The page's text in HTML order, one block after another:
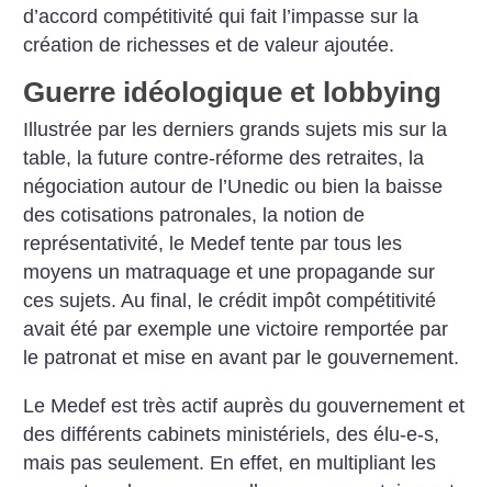
d’accord compétitivité qui fait l’impasse sur la
création de richesses et de valeur ajoutée.
Guerre idéologique et lobbying
Illustrée par les derniers grands sujets mis sur la
table, la future contre-réforme des retraites, la
négociation autour de l’Unedic ou bien la baisse
des cotisations patronales, la notion de
représentativité, le Medef tente par tous les
moyens un matraquage et une propagande sur
ces sujets. Au final, le crédit impôt compétitivité
avait été par exemple une victoire remportée par
le patronat et mise en avant par le gouvernement.
Le Medef est très actif auprès du gouvernement et
des différents cabinets ministériels, des élu-e-s,
mais pas seulement. En effet, en multipliant les